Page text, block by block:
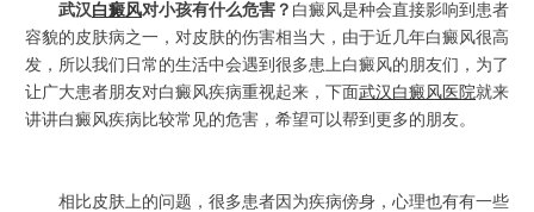
武汉白癜风对小孩有什么危害？ 白癜风是种会直接影响到患者
容貌的皮肤病之一，对皮肤的伤害相当大，由于近几年白癜风很高
发，所以我们日常的生活中会遇到很多患上白癜风的朋友们，为了
让广大患者朋友对白癜风疾病重视起来，下面武汉白癜风医院就来
讲讲白癜风疾病比较常见的危害，希望可以帮到更多的朋友。
相比皮肤上的问题，很多患者因为疾病傍身，心理也有有一些